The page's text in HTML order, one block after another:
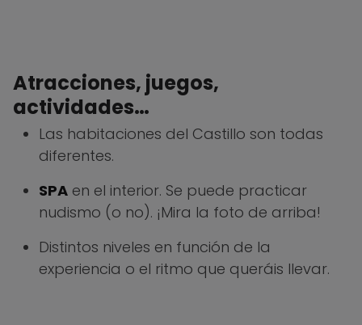
Atracciones, juegos,
actividades…
Las habitaciones del Castillo son todas
diferentes.
SPA en el interior. Se puede practicar
nudismo (o no). ¡Mira la foto de arriba!
Distintos niveles en función de la
experiencia o el ritmo que queráis llevar.